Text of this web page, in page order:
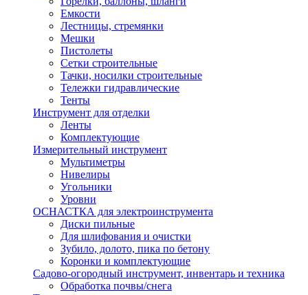
Емкости
Лестницы, стремянки
Мешки
Пистолеты
Сетки строительные
Тачки, носилки строительные
Тележки гидравлические
Тенты
Инструмент для отделки
Ленты
Комплектующие
Измерительный инструмент
Мультиметры
Нивелиры
Угольники
Уровни
ОСНАСТКА для электроинструмента
Диски пильные
Для шлифования и очистки
Зубило, долото, пика по бетону
Коронки и комплектующие
Садово-огородный инструмент, инвентарь и техника
Обработка почвы/снега